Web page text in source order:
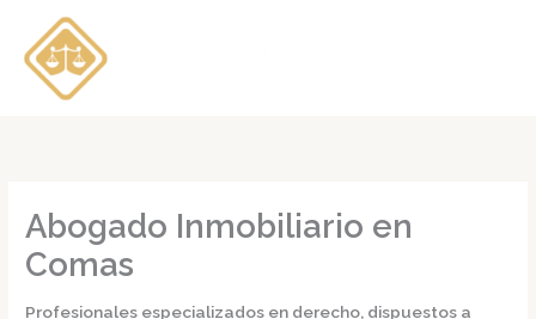
contenido
Abogado Inmobiliario en
Comas
Profesionales especializados en derecho, dispuestos a